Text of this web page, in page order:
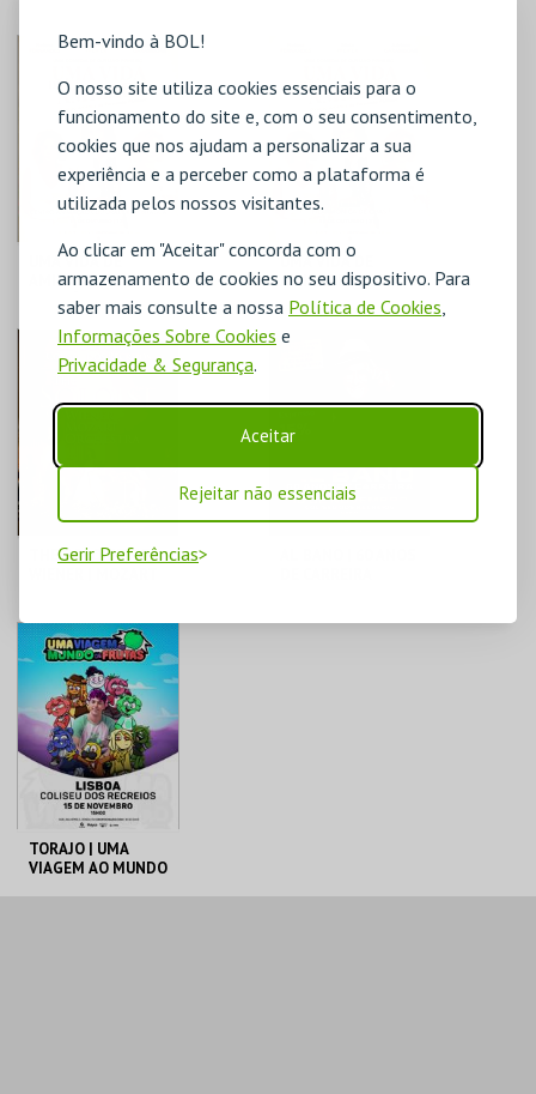
Bem-vindo à BOL!
O nosso site utiliza cookies essenciais para o
funcionamento do site e, com o seu consentimento,
cookies que nos ajudam a personalizar a sua
experiência e a perceber como a plataforma é
utilizada pelos nossos visitantes.
Ao clicar em "Aceitar" concorda com o
armazenamento de cookies no seu dispositivo. Para
saber mais consulte a nossa Política de Cookies
Informações Sobre Cookies e
Privacidade & Segurança.
Aceitar
Rejeitar não essenciais
Gerir Preferências
CC DO BOM
MAIS INFO
COMPRAR
MAIS INFO
COMPRAR
UMA VIDA DE
AMIZADE @
MORTÁGUA
C. A. C. MORTÁGUA
MAIS INFO
COMPRAR
UMA VIDA DE
AMIZADE @ LEIRIA
FILARMÓNICA DE
MAIS INFO
COMPRAR
THE SOLOIST OF
COLISEU DE LISBOA
MAIS INFO
COMPRAR
TORAJO | UMA
VIAGEM AO MUNDO